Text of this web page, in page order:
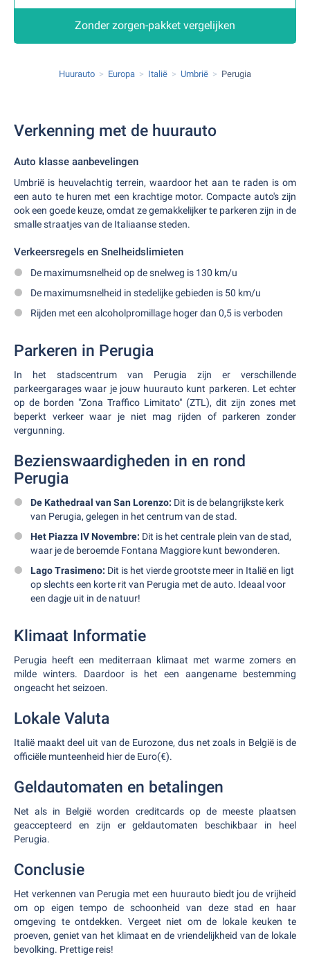
Zonder zorgen-pakket vergelijken
Huurauto Europa Italië Umbrië Perugia
Verkenning met de huurauto
Auto klasse aanbevelingen
Umbrië is heuvelachtig terrein, waardoor het aan te raden is om
een auto te huren met een krachtige motor. Compacte auto's zijn
ook een goede keuze, omdat ze gemakkelijker te parkeren zijn in de
smalle straatjes van de Italiaanse steden.
Verkeersregels en Snelheidslimieten
De maximumsnelheid op de snelweg is 130 km/u
De maximumsnelheid in stedelijke gebieden is 50 km/u
Rijden met een alcoholpromillage hoger dan 0,5 is verboden
Parkeren in Perugia
In het stadscentrum van Perugia zijn er verschillende
parkeergarages waar je jouw huurauto kunt parkeren. Let echter
op de borden "Zona Traffico Limitato" (ZTL), dit zijn zones met
beperkt verkeer waar je niet mag rijden of parkeren zonder
vergunning.
Bezienswaardigheden in en rond
Perugia
De Kathedraal van San Lorenzo: Dit is de belangrijkste kerk
van Perugia, gelegen in het centrum van de stad.
Het Piazza IV Novembre: Dit is het centrale plein van de stad,
waar je de beroemde Fontana Maggiore kunt bewonderen.
Lago Trasimeno: Dit is het vierde grootste meer in Italië en ligt
op slechts een korte rit van Perugia met de auto. Ideaal voor
een dagje uit in de natuur!
Klimaat Informatie
Perugia heeft een mediterraan klimaat met warme zomers en
milde winters. Daardoor is het een aangename bestemming
ongeacht het seizoen.
Lokale Valuta
Italië maakt deel uit van de Eurozone, dus net zoals in België is de
officiële munteenheid hier de Euro(€).
Geldautomaten en betalingen
Net als in België worden creditcards op de meeste plaatsen
geaccepteerd en zijn er geldautomaten beschikbaar in heel
Perugia.
Conclusie
Het verkennen van Perugia met een huurauto biedt jou de vrijheid
om op eigen tempo de schoonheid van deze stad en haar
omgeving te ontdekken. Vergeet niet om de lokale keuken te
proeven, geniet van het klimaat en de vriendelijkheid van de lokale
bevolking. Prettige reis!